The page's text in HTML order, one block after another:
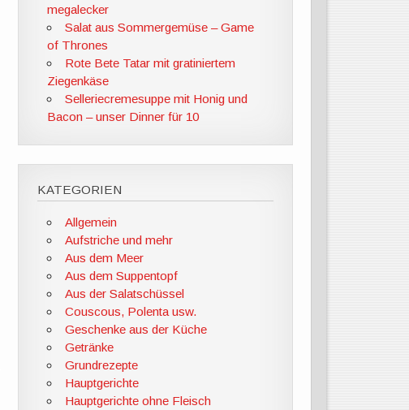
megalecker
Salat aus Sommergemüse – Game
of Thrones
Rote Bete Tatar mit gratiniertem
Ziegenkäse
Selleriecremesuppe mit Honig und
Bacon – unser Dinner für 10
KATEGORIEN
Allgemein
Aufstriche und mehr
Aus dem Meer
Aus dem Suppentopf
Aus der Salatschüssel
Couscous, Polenta usw.
Geschenke aus der Küche
Getränke
Grundrezepte
Hauptgerichte
Hauptgerichte ohne Fleisch